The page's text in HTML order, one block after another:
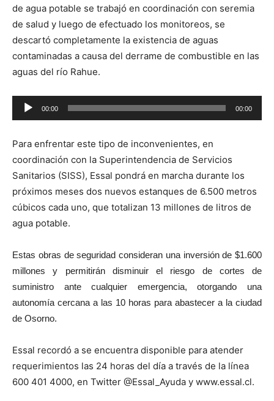
de agua potable se trabajó en coordinación con seremia
de salud y luego de efectuado los monitoreos, se
descartó completamente la existencia de aguas
contaminadas a causa del derrame de combustible en las
aguas del río Rahue.
Reproductor
de
00:00 00:00
Para enfrentar este tipo de inconvenientes, en
coordinación con la Superintendencia de Servicios
Sanitarios (SISS), Essal pondrá en marcha durante los
próximos meses dos nuevos estanques de 6.500 metros
cúbicos cada uno, que totalizan 13 millones de litros de
agua potable.
Estas obras de seguridad consideran una inversión de $1.600
millones y permitirán disminuir el riesgo de cortes de
suministro ante cualquier emergencia, otorgando una
autonomía cercana a las 10 horas para abastecer a la ciudad
de Osorno.
Essal recordó a se encuentra disponible para atender
requerimientos las 24 horas del día a través de la línea
600 401 4000, en Twitter @Essal_Ayuda y www.essal.cl.